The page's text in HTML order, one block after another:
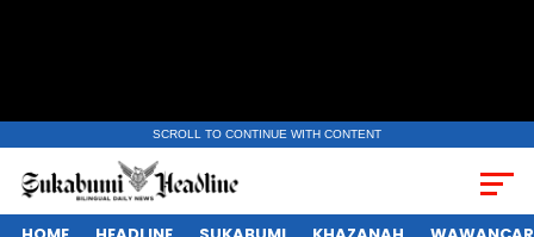
SCROLL TO CONTINUE WITH CONTENT